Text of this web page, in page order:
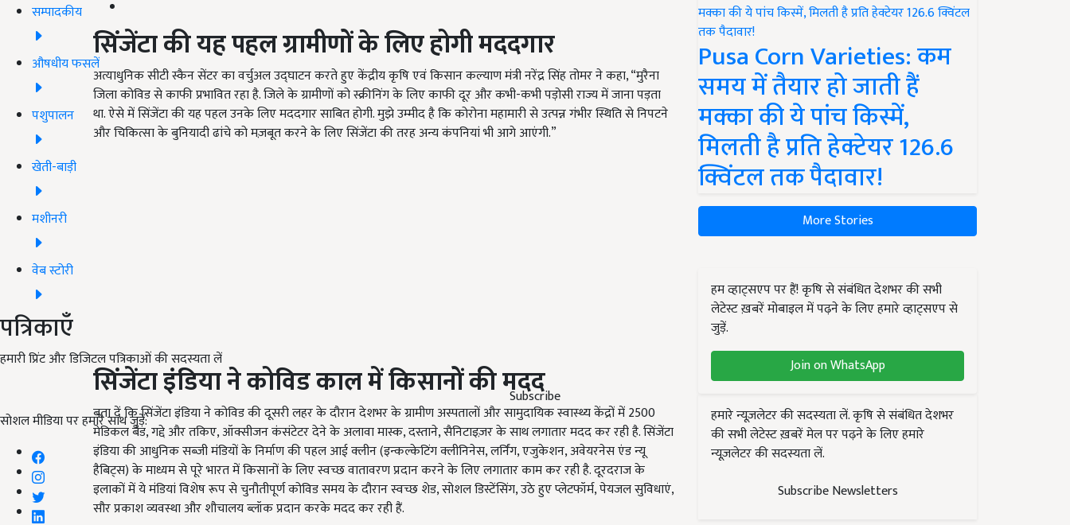
सम्पादकीय
औषधीय फसलें
पशुपालन
खेती-बाड़ी
मशीनरी
वेब स्टोरी
पत्रिकाएँ
हमारी प्रिंट और डिजिटल पत्रिकाओं की सदस्यता लें
Subscribe
सोशल मीडिया पर हमारे साथ जुड़ें:
सिंजेंटा की यह पहल ग्रामीणों के लिए होगी मददगार
अत्याधुनिक सीटी स्कैन सेंटर का वर्चुअल उद्घाटन करते हुए केंद्रीय कृषि एवं किसान कल्याण मंत्री नरेंद्र सिंह तोमर ने कहा, “मुरैना
जिला कोविड से काफी प्रभावित रहा है. जिले के ग्रामीणों को स्क्रीनिंग के लिए काफी दूर और कभी-कभी पड़ोसी राज्य में जाना पड़ता
था. ऐसे में सिंजेंटा की यह पहल उनके लिए मददगार साबित होगी. मुझे उम्मीद है कि कोरोना महामारी से उत्पन्न गंभीर स्थिति से निपटने
और चिकित्सा के बुनियादी ढांचे को मज़बूत करने के लिए सिंजेंटा की तरह अन्य कंपनियां भी आगे आएंगी.”
सिंजेंटा इंडिया ने कोविड काल में किसानों की मदद
बता दें कि सिंजेंटा इंडिया ने कोविड की दूसरी लहर के दौरान देशभर के ग्रामीण अस्पतालों और सामुदायिक स्वास्थ्य केंद्रों में 2500
मेडिकल बेड, गद्दे और तकिए, ऑक्सीजन कंसंटेटर देने के अलावा मास्क, दस्ताने, सैनिटाइज़र के साथ लगातार मदद कर रही है. सिंजेंटा
इंडिया की आधुनिक सब्जी मंडियों के निर्माण की पहल आई क्लीन (इन्कल्केटिंग क्लीनिनेस, लर्निंग, एजुकेशन, अवेयरनेस एंड न्यू
हैबिट्स) के माध्यम से पूरे भारत में किसानों के लिए स्वच्छ वातावरण प्रदान करने के लिए लगातार काम कर रही है. दूरदराज के
इलाकों में ये मंडियां विशेष रूप से चुनौतीपूर्ण कोविड समय के दौरान स्वच्छ शेड, सोशल डिस्टेंसिंग, उठे हुए प्लेटफॉर्म, पेयजल सुविधाएं,
सौर प्रकाश व्यवस्था और शौचालय ब्लॉक प्रदान करके मदद कर रही हैं.
Pusa Corn Varieties: कम
समय में तैयार हो जाती हैं
मक्का की ये पांच किस्में,
मिलती है प्रति हेक्टेयर 126.6
क्विंटल तक पैदावार!
More Stories
हम व्हाट्सएप पर हैं! कृषि से संबंधित देशभर की सभी
लेटेस्ट ख़बरें मोबाइल में पढ़ने के लिए हमारे व्हाट्सएप से
जुड़ें.
Join on WhatsApp
हमारे न्यूज़लेटर की सदस्यता लें. कृषि से संबंधित देशभर
की सभी लेटेस्ट ख़बरें मेल पर पढ़ने के लिए हमारे
न्यूज़लेटर की सदस्यता लें.
Subscribe Newsletters